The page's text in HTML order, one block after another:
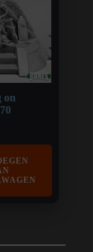
on